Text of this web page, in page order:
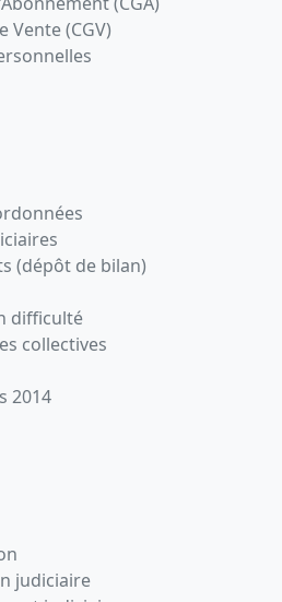
Vente (CGV)
(dépôt de bilan)
difficulté
collectives
2014
judiciaire